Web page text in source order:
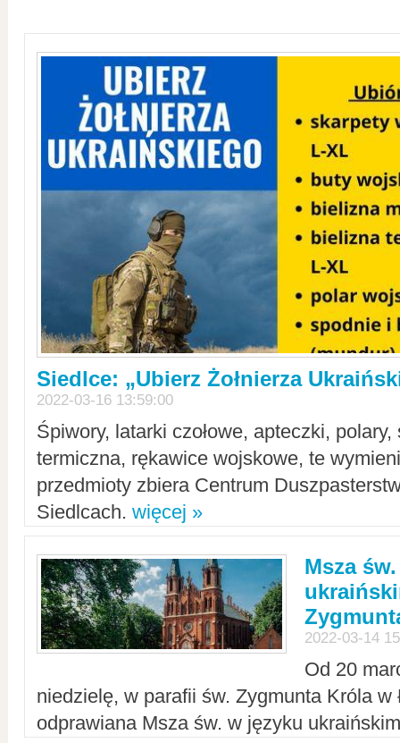
Siedlce: „Ubierz Żołnierza
2022-03-16 13:59:00
Śpiwory, latarki czołowe, apteczki,
termiczna, rękawice wojskowe, te
przedmioty zbiera Centrum
Siedlcach. więcej »
Msza
2022-03-14
Od 20
niedzielę, w parafii św. Zygmunta Króla w
odprawiana Msza św. w języku